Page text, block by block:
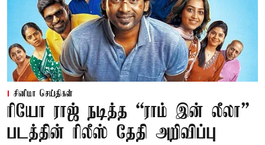
சினிமா செய்திகள்
ரியோ ராஜ் நடித்த “ராம் இன் லீலா”
படத்தின் ரிலீஸ் தேதி அறிவிப்பு